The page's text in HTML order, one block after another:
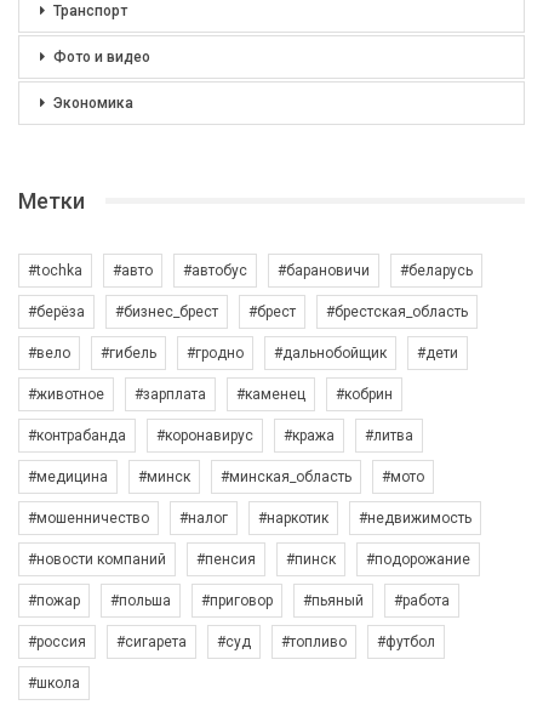
Транспорт
Фото и видео
Экономика
Метки
#tochka #авто #автобус #барановичи #беларусь
#берёза #бизнес_брест #брест #брестская_область
#вело #гибель #гродно #дальнобойщик #дети
#животное #зарплата #каменец #кобрин
#контрабанда #коронавирус #кража #литва
#медицина #минск #минская_область #мото
#мошенничество #налог #наркотик #недвижимость
#новости компаний #пенсия #пинск #подорожание
#пожар #польша #приговор #пьяный #работа
#россия #сигарета #суд #топливо #футбол
#школа